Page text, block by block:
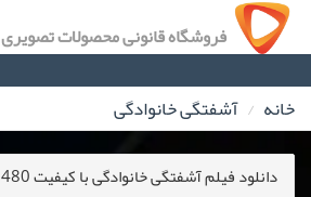
فروشگاه قانونی محصولات تصویری
خانه آشفتگی خانوادگی
دانلود فیلم آشفتگی خانوادگی با کیفیت 480